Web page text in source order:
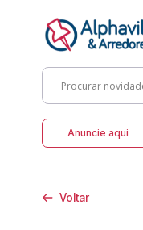
Anuncie aqui
Voltar